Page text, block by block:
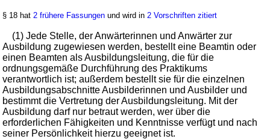
18.03.2025BGBl. 2025 I Nr. 92
Geltung ab 15.07.2004; FNA: 2030-7-6-5 Beamte
11 weitere Fassungen | wird in 11 Vorschriften zitiert
Kapitel 1 Laufbahn und Ausbildung
§ 18 hat 2 frühere Fassungen und wird in 2 Vorschriften zitiert
(1) Jede Stelle, der Anwärterinnen und Anwärter zur
Ausbildung zugewiesen werden, bestellt eine Beamtin oder
einen Beamten als Ausbildungsleitung, die für die
ordnungsgemäße Durchführung des Praktikums
verantwortlich ist; außerdem bestellt sie für die einzelnen
Ausbildungsabschnitte Ausbilderinnen und Ausbilder und
bestimmt die Vertretung der Ausbildungsleitung. Mit der
Ausbildung darf nur betraut werden, wer über die
erforderlichen Fähigkeiten und Kenntnisse verfügt und nach
seiner Persönlichkeit hierzu geeignet ist.